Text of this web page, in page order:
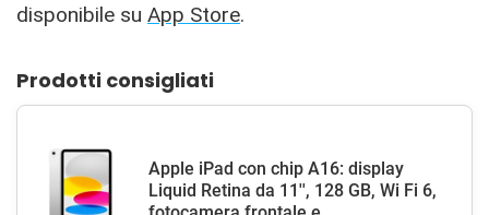
disponibile su App Store.
Prodotti consigliati
Apple iPad con chip A16: display
Liquid Retina da 11'', 128 GB, Wi Fi 6,